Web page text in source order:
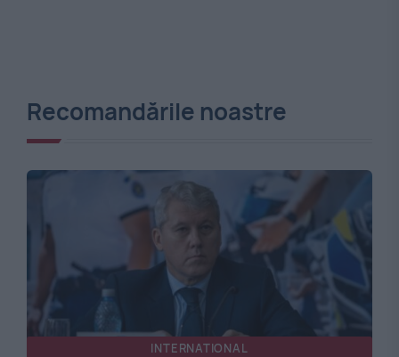
Recomandările noastre
INTERNATIONAL